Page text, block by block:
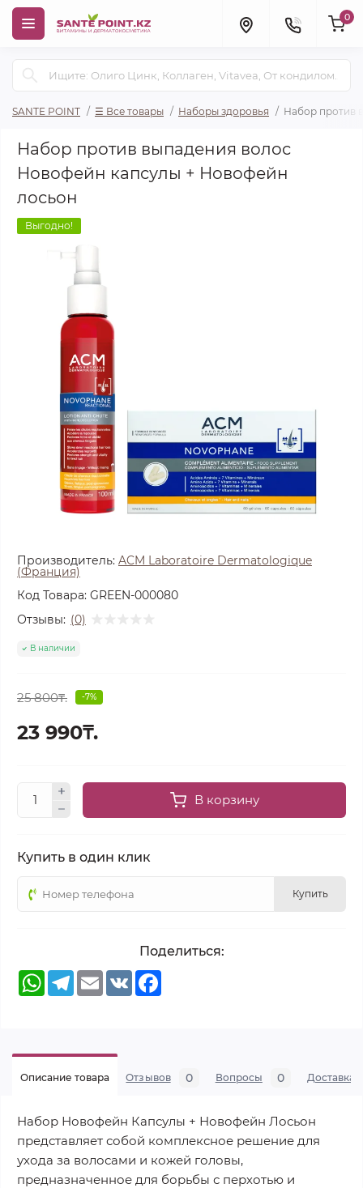
0
SANTE POINT ☰ Все товары Наборы здоровья Набор против
Набор против выпадения волос
Новофейн капсулы + Новофейн
лосьон
Выгодно!
Производитель: ACM Laboratoire Dermatologique
(Франция)
Код Товара: GREEN-000080
Отзывы: (0)
В наличии
25 800₸. -7%
23 990₸.
В корзину
Купить в один клик
Купить
Поделиться:
WhatsApp
Telegram
EmailVK
Описание товара Отзывов 0 Вопросы 0 Доставка
Набор Новофейн Капсулы + Новофейн Лосьон
представляет собой комплексное решение для
ухода за волосами и кожей головы,
предназначенное для борьбы с перхотью и